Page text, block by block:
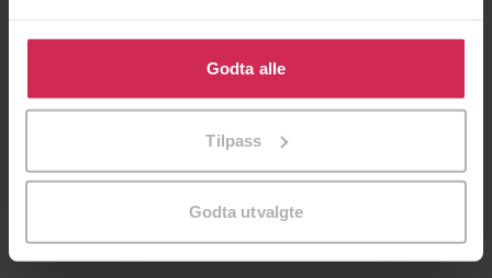
Klikk på «Godta alle» for å gi oss ditt samtykke til å
bruke cookies for alle disse formålene. Du kan også
tilpasse ditt samtykke til spesifikke formål ved å klikke
Godta alle
Tilpass
Godta utvalgte
199,-
349,-